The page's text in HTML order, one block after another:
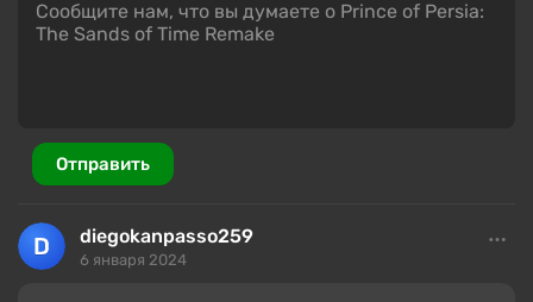
Отправить
diegokanpasso259
6 января 2024